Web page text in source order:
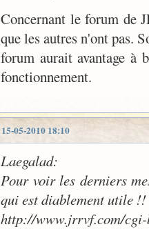
Concernant le forum de
que les autres n'ont pas.
forum aurait avantage à
fonctionnement.
15-05-2010 18:10
Laegalad:
Pour voir les derniers
qui est diablement utile !!
http://www.jrrvf.com/cgi-